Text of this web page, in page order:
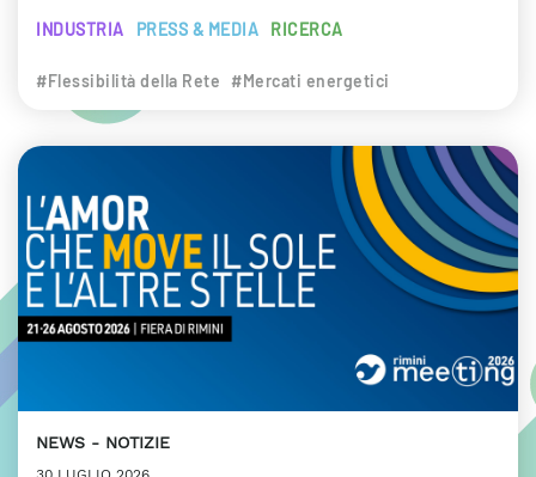
INDUSTRIA PRESS & MEDIA RICERCA
#Flessibilità della Rete #Mercati energetici
NEWS NOTIZIE